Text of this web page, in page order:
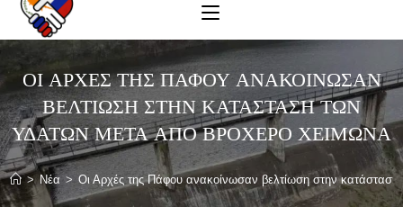
ΟΙ ΑΡΧΈΣ ΤΗΣ ΠΆΦΟΥ ΑΝΑΚΟΊΝΩΣΑΝ
ΒΕΛΤΊΩΣΗ ΣΤΗΝ ΚΑΤΆΣΤΑΣΗ ΤΩΝ
ΥΔΆΤΩΝ ΜΕΤΆ ΑΠΌ ΒΡΟΧΕΡΌ ΧΕΙΜΏΝΑ
> Νέα > Οι Αρχές της Πάφου ανακοίνωσαν βελτίωση στην